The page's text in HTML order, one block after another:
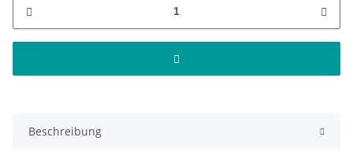
Beschreibung